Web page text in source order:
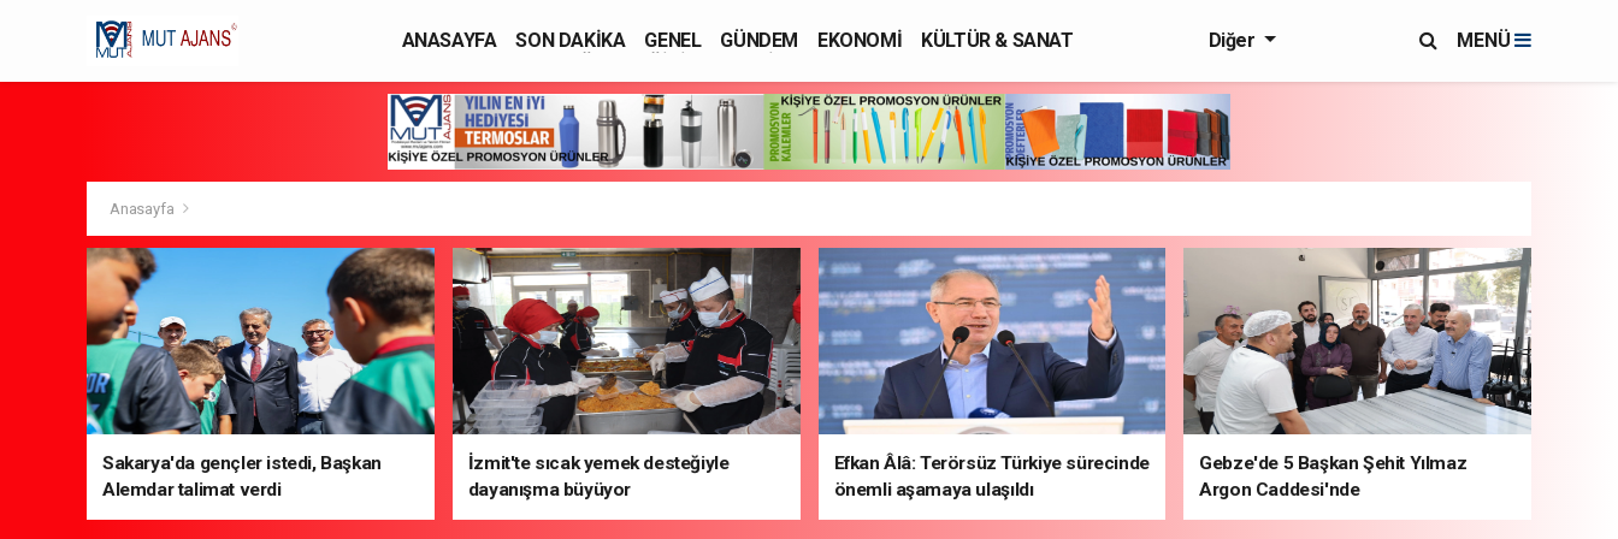
ANASAYFA SON DAKİKA GENEL GÜNDEM EKONOMİ
KÜLTÜR & SANAT
Diğer MENÜ
Anasayfa
Sakarya'da gençler istedi, Başkan
Alemdar talimat verdi
İzmit'te sıcak yemek desteğiyle
dayanışma büyüyor
Efkan Âlâ: Terörsüz Türkiye sürecinde
önemli aşamaya ulaşıldı
Gebze'de 5 Başkan Şehit Yılmaz
Argon Caddesi'nde